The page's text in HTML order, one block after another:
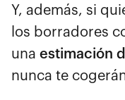
Y, además, si
los borradores
una estimación
nunca te